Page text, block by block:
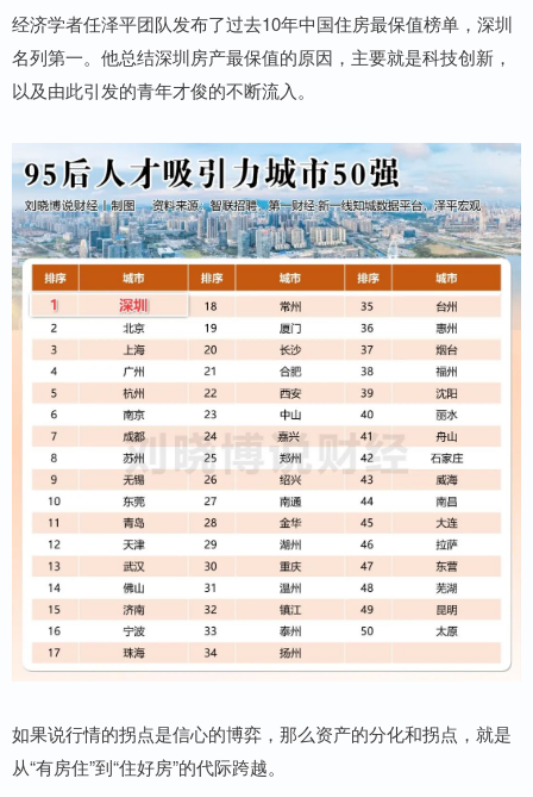
经济学者任泽平团队发布了过去10年中国住房最保值榜单，深圳
名列第一。他总结深圳房产最保值的原因，主要就是科技创新，
以及由此引发的青年才俊的不断流入。
如果说行情的拐点是信心的博弈，那么资产的分化和拐点，就是
从“有房住”到“住好房”的代际跨越。